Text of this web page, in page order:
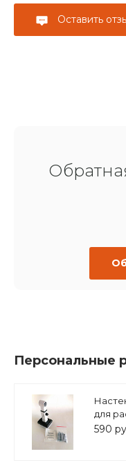
Оставить
Персональные
для
белое,
590